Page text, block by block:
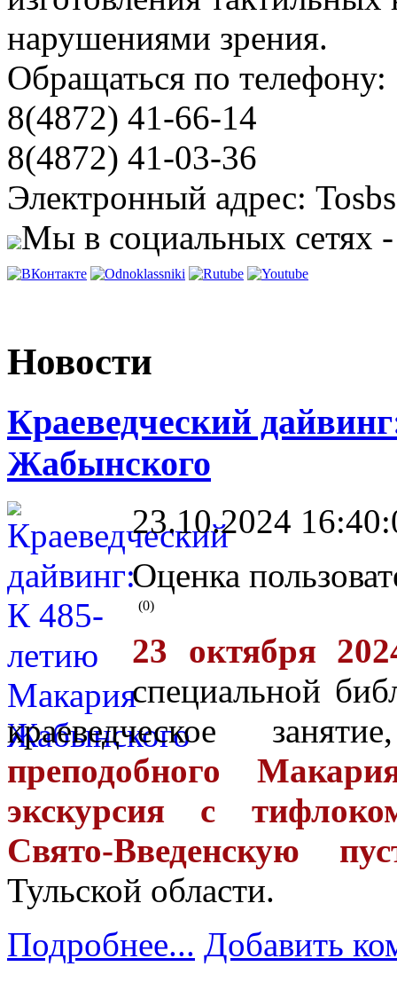
нарушениями зрения.
Обращаться по телефону:
8(4872) 41-66-14
8(4872) 41-03-36
Электронный адрес:
Мы в социальных сетях
Новости
Краеведческий
Жабынского
23.10.2024
Оценка
(0)
23 октября
специальной
краеведческое
преподобного
экскурсия с
Свято-Введенскую
Тульской области.
Подробнее... Добавить